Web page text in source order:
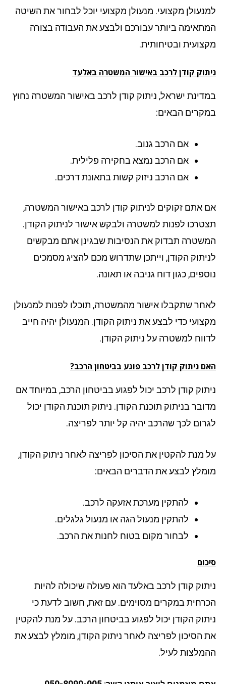
מקצועי. מנעולן מקצועי יוכל לבחור את השיטה
ביותר עבורכם ולבצע את העבודה בצורה
ובטיחותית.
קודן לרכב באישור המשטרהבאלעד
ישראל, ניתוק קודן לרכב באישור המשטרה נחוץ
הבאים:
אם הרכב גנוב.
אם הרכב נמצא בחקירה פלילית.
אם הרכב ניזוק קשות בתאונת דרכים.
אתם זקוקים לניתוק קודן לרכב באישור המשטרה,
לפנות למשטרה ולבקש אישור לניתוק הקודן.
תבדוק את הנסיבות שבגינן אתם מבקשים
הקודן, וייתכן שתדרוש מכם להציג מסמכים
כגון דוח גניבה או תאונה.
שתקבלו אישור מהמשטרה, תוכלו לפנות למנעולן
כדי לבצע את ניתוק הקודן. המנעולן יהיה חייב
למשטרה על ניתוק הקודן.
ניתוק קודן לרכב פוגע בביטחון הרכב?
קודן לרכב יכול לפגוע בביטחון הרכב, במיוחד אם
בניתוק תוכנת הקודן. ניתוק תוכנת הקודן יכול
לכך שהרכב יהיה קל יותר לפריצה.
מנת להקטין את הסיכון לפריצה לאחר ניתוק הקודן,
לבצע את הדברים הבאים:
להתקין מערכת אזעקה לרכב.
להתקין מנעול הגה או מנעול גלגלים.
לבחור מקום בטוח לחנות את הרכב.
קודן לרכב באלעד הוא פעולה שיכולה להיות
במקרים מסוימים. עם זאת, חשוב לדעת כי
הקודן יכול לפגוע בביטחון הרכב. על מנת להקטין
הסיכון לפריצה לאחר ניתוק הקודן, מומלץ לבצע את
לעיל.